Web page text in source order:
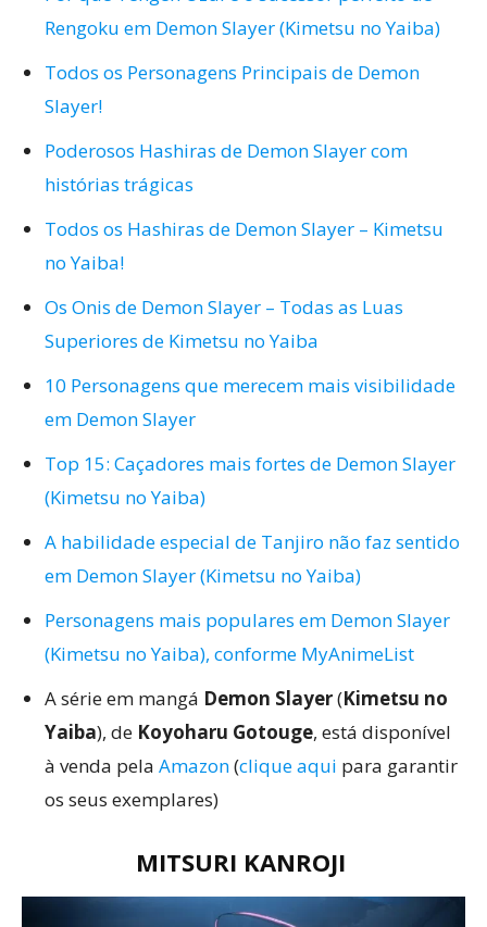
Rengoku em Demon Slayer (Kimetsu no Yaiba)
Todos os Personagens Principais de Demon
Slayer!
Poderosos Hashiras de Demon Slayer com
histórias trágicas
Todos os Hashiras de Demon Slayer – Kimetsu
no Yaiba!
Os Onis de Demon Slayer – Todas as Luas
Superiores de Kimetsu no Yaiba
10 Personagens que merecem mais visibilidade
em Demon Slayer
Top 15: Caçadores mais fortes de Demon Slayer
(Kimetsu no Yaiba)
A habilidade especial de Tanjiro não faz sentido
em Demon Slayer (Kimetsu no Yaiba)
Personagens mais populares em Demon Slayer
(Kimetsu no Yaiba), conforme MyAnimeList
A série em mangá Demon Slayer(Kimetsu no
Yaiba), de Koyoharu Gotouge, está disponível
à venda pela Amazon(clique aqui para garantir
os seus exemplares)
MITSURI KANROJI